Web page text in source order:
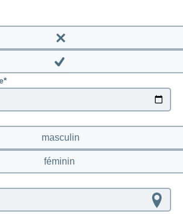
Enable
prenatal
Disable
masculin
féminin